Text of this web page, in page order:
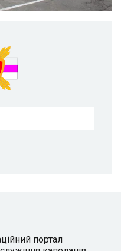
портал